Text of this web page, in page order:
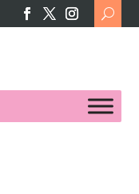
Search
for: